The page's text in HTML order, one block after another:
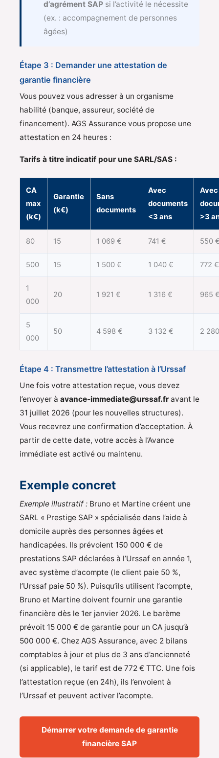
d’agrément SAPsi l’activité le nécessite
(ex. : accompagnement de personnes
âgées)
Étape 3 : Demander une attestation de
garantie financière
Vous pouvez vous adresser à un organisme
habilité (banque, assureur, société de
financement). AGS Assurance vous propose une
attestation en 24 heures :
Tarifs à titre indicatif pour une SARL/SAS :
CA
max
(k€)
Garantie
(k€)
Sans
documents
Avec
documents
<3 ans
Avec
>3
80 15 1 069 € 741 € 550
500 15 1 500 € 1 040 € 772 €
1
000
20 1 921 € 1 316 € 965
5
000
50 4 598 € 3 132 € 2
Étape 4 : Transmettre l’attestation à l’Urssaf
Une fois votre attestation reçue, vous devez
l’envoyer à avance-immediate@urssaf.fr avant le
31 juillet 2026 (pour les nouvelles structures).
Vous recevrez une confirmation d’acceptation. À
partir de cette date, votre accès à l’Avance
immédiate est activé ou maintenu.
Exemple concret
Exemple illustratif : Bruno et Martine créent une
SARL « Prestige SAP » spécialisée dans l’aide à
domicile auprès des personnes âgées et
handicapées. Ils prévoient 150 000 € de
prestations SAP déclarées à l’Urssaf en année 1,
avec système d’acompte (le client paie 50 %,
l’Urssaf paie 50 %). Puisqu’ils utilisent l’acompte,
Bruno et Martine doivent fournir une garantie
financière dès le 1er janvier 2026. Le barème
prévoit 15 000 € de garantie pour un CA jusqu’à
500 000 €. Chez AGS Assurance, avec 2 bilans
comptables à jour et plus de 3 ans d’ancienneté
(si applicable), le tarif est de 772 € TTC. Une fois
l’attestation reçue (en 24h), ils l’envoient à
l’Urssaf et peuvent activer l’acompte.
Démarrer votre demande de garantie
financière SAP